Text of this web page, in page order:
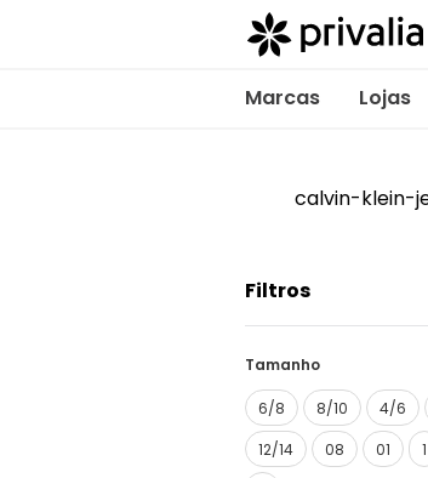
Marcas Lojas
calvin-klein-
Filtros
Tamanho
6/8 8/10 4/6
12/14
08 01 1